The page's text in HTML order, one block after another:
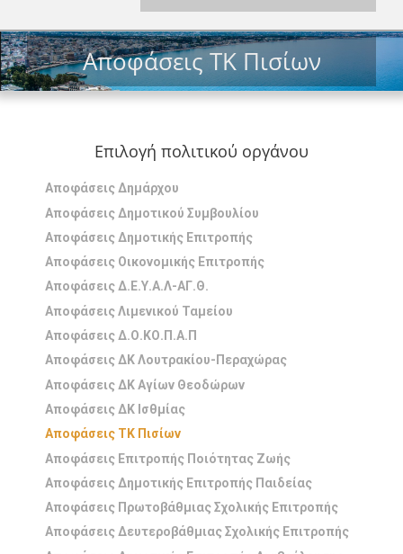
Αποφάσεις ΤΚ Πισίων
Επιλογή πολιτικού οργάνου
Αποφάσεις Δημάρχου
Αποφάσεις Δημοτικού Συμβουλίου
Αποφάσεις Δημοτικής Επιτροπής
Αποφάσεις Οικονομικής Επιτροπής
Αποφάσεις Δ.Ε.Υ.Α.Λ-ΑΓ.Θ.
Αποφάσεις Λιμενικού Ταμείου
Αποφάσεις Δ.Ο.ΚΟ.Π.Α.Π
Αποφάσεις ΔΚ Λουτρακίου-Περαχώρας
Αποφάσεις ΔΚ Αγίων Θεοδώρων
Αποφάσεις ΔΚ Ισθμίας
Αποφάσεις ΤΚ Πισίων
Αποφάσεις Επιτροπής Ποιότητας Ζωής
Αποφάσεις Δημοτικής Επιτροπής Παιδείας
Αποφάσεις Πρωτοβάθμιας Σχολικής Επιτροπής
Αποφάσεις Δευτεροβάθμιας Σχολικής Επιτροπής